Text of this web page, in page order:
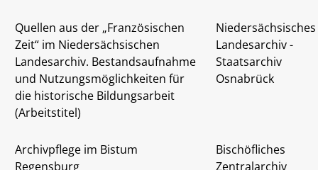
Quellen aus der „Französischen
Zeit“ im Niedersächsischen
Landesarchiv. Bestandsaufnahme
und Nutzungsmöglichkeiten für
die historische Bildungsarbeit
(Arbeitstitel)
Niedersächsisches
Landesarchiv -
Staatsarchiv
Osnabrück
Archivpflege im Bistum
Regensburg
Bischöfliches
Zentralarchiv